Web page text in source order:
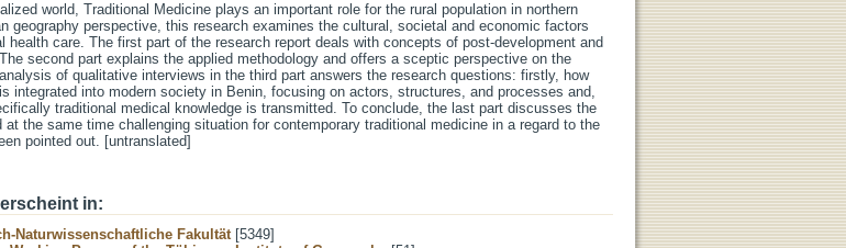
world, Traditional Medicine plays an important role for the rural population in northern
geography perspective, this research examines the cultural, societal and economic factors
health care. The first part of the research report deals with concepts of post-development and
second part explains the applied methodology and offers a sceptic perspective on the
of qualitative interviews in the third part answers the research questions: firstly, how
integrated into modern society in Benin, focusing on actors, structures, and processes and,
traditional medical knowledge is transmitted. To conclude, the last part discusses the
at the same time challenging situation for contemporary traditional medicine in a regard to the
pointed out. [untranslated]
in:
Naturwissenschaftliche Fakultät[5349]